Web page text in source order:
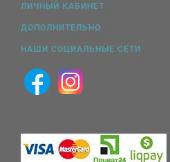
ЛИЧНЫЙ КАБИНЕТ
ДОПОЛНИТЕЛЬНО
НАШИ СОЦИАЛЬНЫЕ СЕТИ